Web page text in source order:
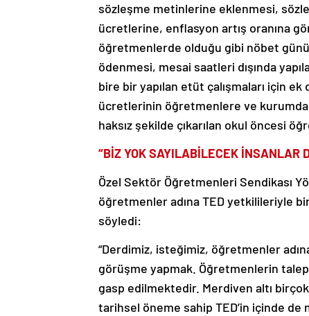
sözleşme metinlerine eklenmesi,
ücretlerine, enflasyon artış oranına
öğretmenlerde olduğu gibi nöbet
ödenmesi, mesai saatleri dışında
bire bir yapılan etüt çalışmaları için
ücretlerinin öğretmenlere ve
haksız şekilde çıkarılan okul öncesi
“BİZ YOK SAYILABİLECEK İNSANLAR
Özel Sektör Öğretmenleri Sendikası
öğretmenler adına TED yetkilileriyle
söyledi:
“Derdimiz, isteğimiz, öğretmenler
görüşme yapmak. Öğretmenlerin
gasp edilmektedir. Merdiven altı
tarihsel öneme sahip TED’in içinde de